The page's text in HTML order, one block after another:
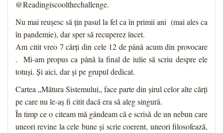
@Readingiscoolthechallenge.
Nu mai reușesc să țin pasul la fel ca în primii ani (mai ales ca
în pandemie), dar sper să recuperez încet.
Am citit vreo 7 cărți din cele 12 de până acum din provocare
. Mi-am propus ca până la final de iulie să scriu despre ele
totuși. Și aici, dar și pe grupul dedicat.
Cartea „Mătura Sistemului„ face parte din șirul celor alte cărți
pe care nu le-aș fi citit dacă era să aleg singură.
În timp ce o citeam mă gândeam că e scrisă de un nebun care
uneori revine la cele bune și scrie coerent, uneori filosofează,